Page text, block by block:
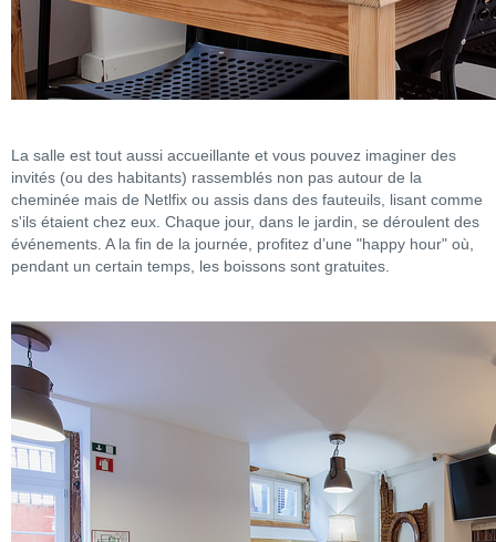
La salle est tout aussi accueillante et vous pouvez imaginer des
invités (ou des habitants) rassemblés non pas autour de la
cheminée mais de Netlfix ou assis dans des fauteuils, lisant comme
s'ils étaient chez eux. Chaque jour, dans le jardin, se déroulent des
événements. A la fin de la journée, profitez d’une "happy hour" où,
pendant un certain temps, les boissons sont gratuites.